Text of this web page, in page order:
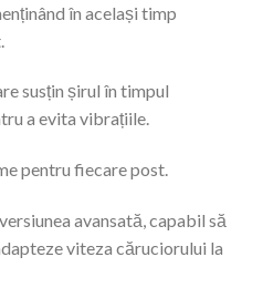
în același timp
susțin șirul în timpul
a evita vibrațiile.
pentru fiecare post.
avansată, capabil să
viteza căruciorului la